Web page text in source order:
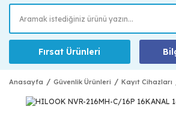
Fırsat Ürünleri
Anasayfa Güvenlik Ürünleri Kayıt Cihazları